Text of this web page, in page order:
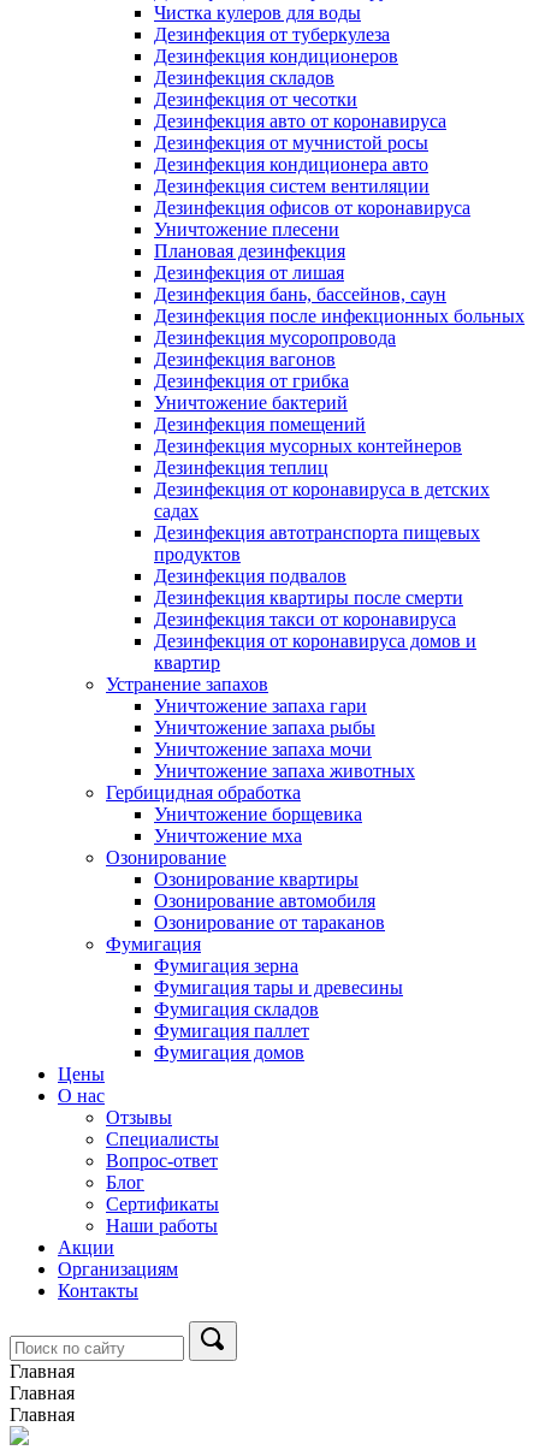
Чистка кулеров для воды
Дезинфекция от туберкулеза
Дезинфекция кондиционеров
Дезинфекция складов
Дезинфекция от чесотки
Дезинфекция авто от коронавируса
Дезинфекция от мучнистой росы
Дезинфекция кондиционера авто
Дезинфекция систем вентиляции
Дезинфекция офисов от коронавируса
Уничтожение плесени
Плановая дезинфекция
Дезинфекция от лишая
Дезинфекция бань, бассейнов, саун
Дезинфекция после инфекционных больных
Дезинфекция мусоропровода
Дезинфекция вагонов
Дезинфекция от грибка
Уничтожение бактерий
Дезинфекция помещений
Дезинфекция мусорных контейнеров
Дезинфекция теплиц
Дезинфекция от коронавируса в детских
садах
Дезинфекция автотранспорта пищевых
продуктов
Дезинфекция подвалов
Дезинфекция квартиры после смерти
Дезинфекция такси от коронавируса
Дезинфекция от коронавируса домов и
квартир
Устранение запахов
Уничтожение запаха гари
Уничтожение запаха рыбы
Уничтожение запаха мочи
Уничтожение запаха животных
Гербицидная обработка
Уничтожение борщевика
Уничтожение мха
Озонирование
Озонирование квартиры
Озонирование автомобиля
Озонирование от тараканов
Фумигация
Фумигация зерна
Фумигация тары и древесины
Фумигация складов
Фумигация паллет
Фумигация домов
Цены
О нас
Отзывы
Специалисты
Вопрос-ответ
Блог
Сертификаты
Наши работы
Акции
Организациям
Контакты
Главная
Главная
Главная